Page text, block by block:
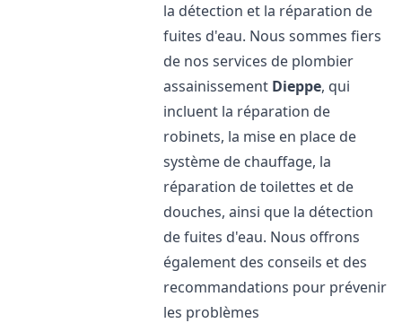
la détection et la réparation de
fuites d'eau. Nous sommes fiers
de nos services de plombier
assainissement Dieppe, qui
incluent la réparation de
robinets, la mise en place de
système de chauffage, la
réparation de toilettes et de
douches, ainsi que la détection
de fuites d'eau. Nous offrons
également des conseils et des
recommandations pour prévenir
les problèmes